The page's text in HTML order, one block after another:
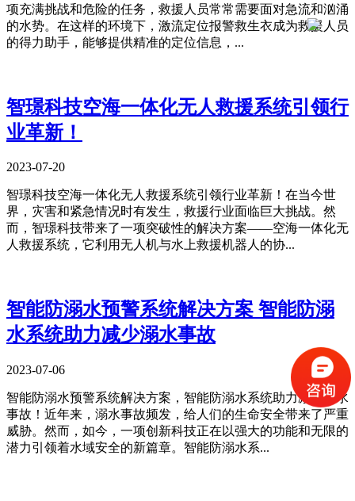
项充满挑战和危险的任务，救援人员常常需要面对急流和汹涌
的水势。在这样的环境下，激流定位报警救生衣成为救援人员
的得力助手，能够提供精准的定位信息，...
智璟科技空海一体化无人救援系统引领行
业革新！
2023-07-20
智璟科技空海一体化无人救援系统引领行业革新！在当今世
界，灾害和紧急情况时有发生，救援行业面临巨大挑战。然
而，智璟科技带来了一项突破性的解决方案——空海一体化无
人救援系统，它利用无人机与水上救援机器人的协...
智能防溺水预警系统解决方案 智能防溺
水系统助力减少溺水事故
2023-07-06
智能防溺水预警系统解决方案，智能防溺水系统助力减少溺水
事故！近年来，溺水事故频发，给人们的生命安全带来了严重
威胁。然而，如今，一项创新科技正在以强大的功能和无限的
潜力引领着水域安全的新篇章。智能防溺水系...